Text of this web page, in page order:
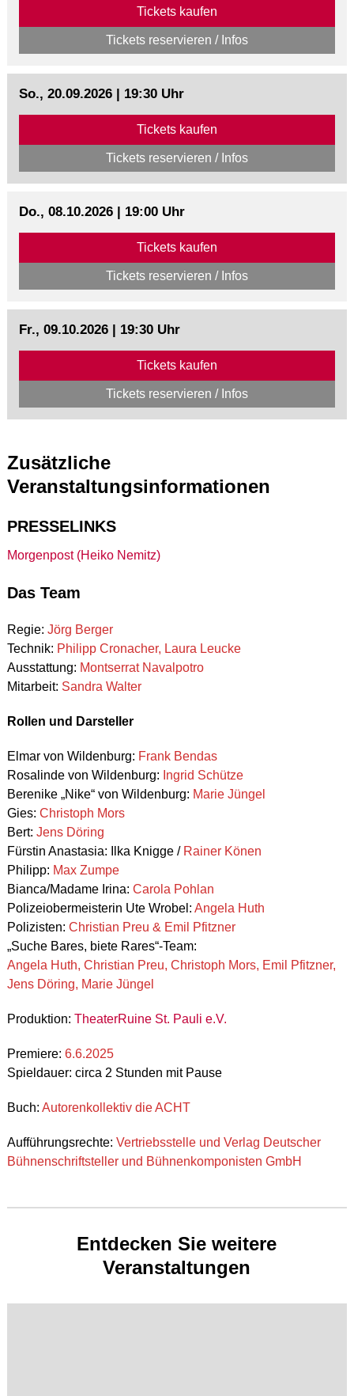
Tickets kaufen
Tickets reservieren / Infos
So., 20.09.2026 | 19:30 Uhr
Tickets kaufen
Tickets reservieren / Infos
Do., 08.10.2026 | 19:00 Uhr
Tickets kaufen
Tickets reservieren / Infos
Fr., 09.10.2026 | 19:30 Uhr
Tickets kaufen
Tickets reservieren / Infos
Zusätzliche
Veranstaltungsinformationen
PRESSELINKS
Morgenpost (Heiko Nemitz)
Das Team
Regie: Jörg Berger
Technik: Philipp Cronacher, Laura Leucke
Ausstattung: Montserrat Navalpotro
Mitarbeit: Sandra Walter
Rollen und Darsteller
Elmar von Wildenburg: Frank Bendas
Rosalinde von Wildenburg: Ingrid Schütze
Berenike „Nike“ von Wildenburg: Marie Jüngel
Gies: Christoph Mors
Bert: Jens Döring
Fürstin Anastasia: Ilka Knigge / Rainer Könen
Philipp: Max Zumpe
Bianca/Madame Irina: Carola Pohlan
Polizeiobermeisterin Ute Wrobel: Angela Huth
Polizisten: Christian Preu & Emil Pfitzner
„Suche Bares, biete Rares“-Team:
Angela Huth, Christian Preu, Christoph Mors, Emil Pfitzner,
Jens Döring, Marie Jüngel
Produktion: TheaterRuine St. Pauli e.V.
Premiere: 6.6.2025
Spieldauer: circa 2 Stunden mit Pause
Buch: Autorenkollektiv die ACHT
Aufführungsrechte: Vertriebsstelle und Verlag Deutscher
Bühnenschriftsteller und Bühnenkomponisten GmbH
Entdecken Sie weitere
Veranstaltungen